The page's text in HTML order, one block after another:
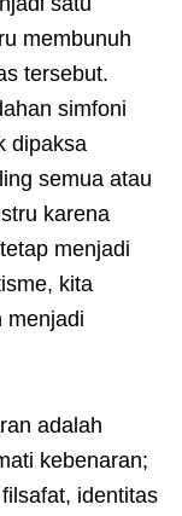
membunuh
tersebut.
simfoni
dipaksa
semua atau
karena
menjadi
kita
menjadi
adalah
kebenaran;
identitas